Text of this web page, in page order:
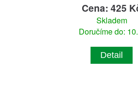
Cena: 425
Skladem
Doručíme do:
Detail